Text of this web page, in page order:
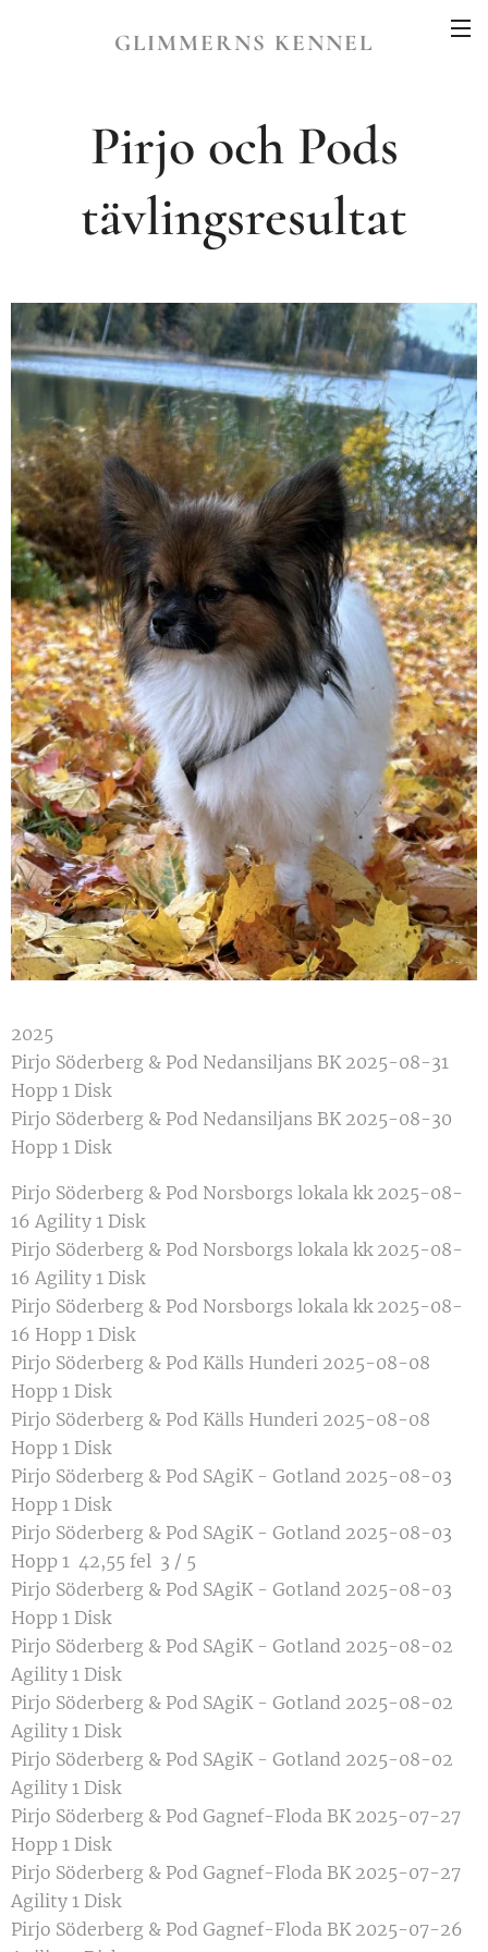
GLIMMERNS KENNEL
Pirjo och Pods
tävlingsresultat
2025
Pirjo Söderberg & Pod Nedansiljans BK 2025-08-31
Hopp 1 Disk
Pirjo Söderberg & Pod Nedansiljans BK 2025-08-30
Hopp 1 Disk
Pirjo Söderberg & Pod Norsborgs lokala kk 2025-08-
16 Agility 1 Disk
Pirjo Söderberg & Pod Norsborgs lokala kk 2025-08-
16 Agility 1 Disk
Pirjo Söderberg & Pod Norsborgs lokala kk 2025-08-
16 Hopp 1 Disk
Pirjo Söderberg & Pod Källs Hunderi 2025-08-08
Hopp 1 Disk
Pirjo Söderberg & Pod Källs Hunderi 2025-08-08
Hopp 1 Disk
Pirjo Söderberg & Pod SAgiK - Gotland 2025-08-03
Hopp 1 Disk
Pirjo Söderberg & Pod SAgiK - Gotland 2025-08-03
Hopp 1 42,55 fel 3 / 5
Pirjo Söderberg & Pod SAgiK - Gotland 2025-08-03
Hopp 1 Disk
Pirjo Söderberg & Pod SAgiK - Gotland 2025-08-02
Agility 1 Disk
Pirjo Söderberg & Pod SAgiK - Gotland 2025-08-02
Agility 1 Disk
Pirjo Söderberg & Pod SAgiK - Gotland 2025-08-02
Agility 1 Disk
Pirjo Söderberg & Pod Gagnef-Floda BK 2025-07-27
Hopp 1 Disk
Pirjo Söderberg & Pod Gagnef-Floda BK 2025-07-27
Agility 1 Disk
Pirjo Söderberg & Pod Gagnef-Floda BK 2025-07-26